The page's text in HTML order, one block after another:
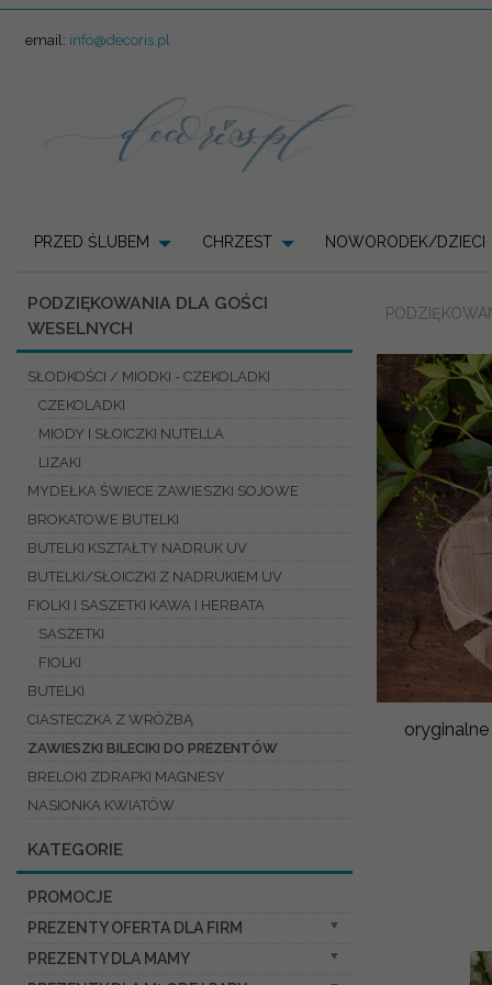
email: info@decoris.pl
PRZED ŚLUBEM CHRZEST NOWORODEK/DZIECI
PODZIĘKOWANIA DLA GOŚCI
WESELNYCH
SŁODKOŚCI / MIODKI - CZEKOLADKI
CZEKOLADKI
MIODY I SŁOICZKI NUTELLA
LIZAKI
MYDEŁKA ŚWIECE ZAWIESZKI SOJOWE
BROKATOWE BUTELKI
BUTELKI KSZTAŁTY NADRUK UV
BUTELKI/SŁOICZKI Z NADRUKIEM UV
FIOLKI I SASZETKI KAWA I HERBATA
SASZETKI
FIOLKI
BUTELKI
CIASTECZKA Z WRÓŻBĄ
ZAWIESZKI BILECIKI DO PREZENTÓW
BRELOKI ZDRAPKI MAGNESY
NASIONKA KWIATÓW
KATEGORIE
PROMOCJE
PREZENTY OFERTA DLA FIRM
SŁODKIE ZESTAWY
PREZENTY DLA MAMY